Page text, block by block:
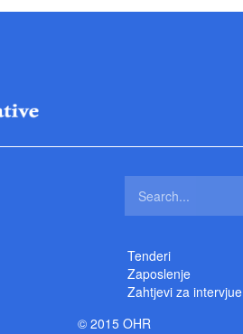
Tenderi
Zaposlenje
Zahtjevi za intervjue
© 2015 OHR